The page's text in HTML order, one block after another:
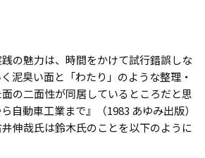
の魅力は、時間をかけて試行錯誤しな
泥臭い面と「わたり」のような整理・
の二面性が同居しているところだと思
自動車工業まで』（1983 あゆみ出版）
伸哉氏は鈴木氏のことを以下のように